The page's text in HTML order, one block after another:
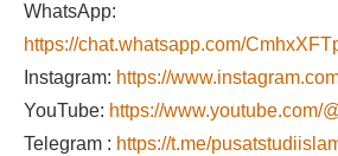
WhatsApp:
https://chat.whatsapp.com/
Instagram: https://
YouTube: https://www.youtube.com/
Telegram : https://t.me/